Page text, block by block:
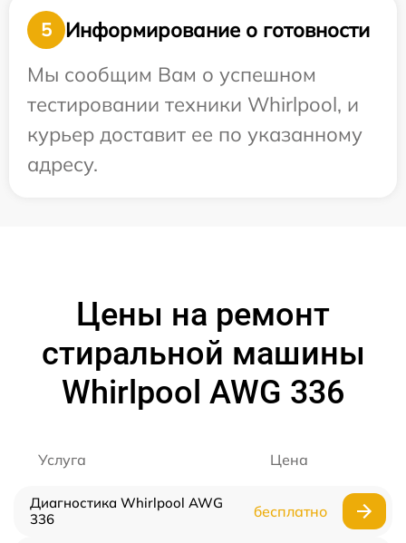
5
Информирование о готовности
Мы сообщим Вам о успешном
тестировании техники Whirlpool, и
курьер доставит ее по указанному
адресу.
Цены на ремонт
стиральной машины
Whirlpool AWG 336
Услуга Цена
Диагностика Whirlpool AWG
336
бесплатно